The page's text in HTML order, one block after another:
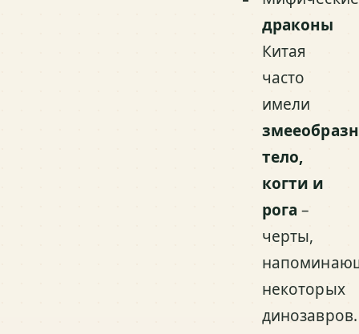
драконы
Китая
часто
имели
тело,
когти и
рога –
черты,
некоторых
динозавров.